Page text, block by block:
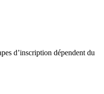
d’inscription dépendent du